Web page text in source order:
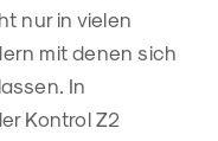
nur in vielen
mit denen sich
In
Kontrol Z2